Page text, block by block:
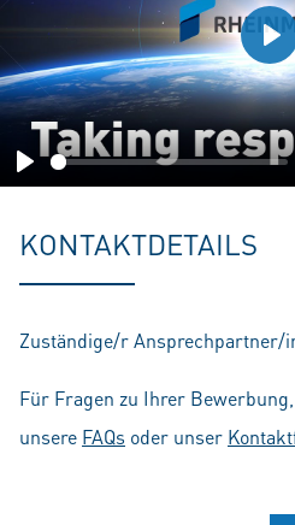
Play
KONTAKTDETAILS
Zuständige/r Ansprechpartner/
Für Fragen zu Ihrer
unsere FAQs oder unser